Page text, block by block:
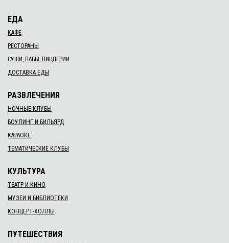
ЕДА
КАФЕ
РЕСТОРАНЫ
СУШИ, ПАБЫ, ПИЦЦЕРИИ
ДОСТАВКА ЕДЫ
РАЗВЛЕЧЕНИЯ
НОЧНЫЕ КЛУБЫ
БОУЛИНГ И БИЛЬЯРД
КАРАОКЕ
ТЕМАТИЧЕСКИЕ КЛУБЫ
КУЛЬТУРА
ТЕАТР И КИНО
МУЗЕИ И БИБЛИОТЕКИ
КОНЦЕРТ-ХОЛЛЫ
ПУТЕШЕСТВИЯ